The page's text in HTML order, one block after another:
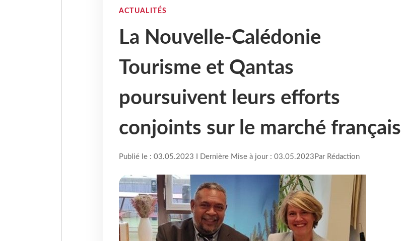
ACTUALITÉS
La Nouvelle-Calédonie
Tourisme et Qantas
poursuivent leurs efforts
conjoints sur le marché français
Publié le : 03.05.2023 I Dernière Mise à jour : 03.05.2023 Par Rédaction